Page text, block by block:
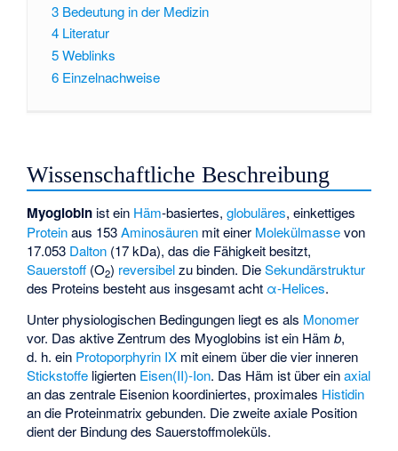
3 Bedeutung in der Medizin
4 Literatur
5Weblinks
6 Einzelnachweise
Wissenschaftliche Beschreibung
Myoglobin ist ein Häm-basiertes,globuläres, einkettiges
Proteinaus 153Aminosäuren mit einer Molekülmassevon
17.053 Dalton (17 kDa), das die Fähigkeit besitzt,
Sauerstoff (O2) reversibelzu binden. DieSekundärstruktur
des Proteins besteht aus insgesamt acht α-Helices.
Unter physiologischen Bedingungen liegt es als Monomer
vor. Das aktive Zentrum des Myoglobins ist ein Hämb,
d. h. ein Protoporphyrin IX mit einem über die vier inneren
Stickstoffe ligierten Eisen(II)-Ion. Das Häm ist über einaxial
an das zentrale Eisenion koordiniertes, proximales Histidin
an die Proteinmatrix gebunden. Die zweite axiale Position
dient der Bindung des Sauerstoffmoleküls.